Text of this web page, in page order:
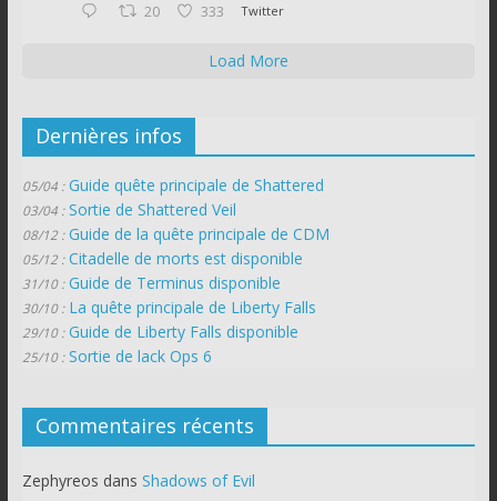
20 333 Twitter
Load More
Dernières infos
05/04 : Guide quête principale de Shattered
03/04 : Sortie de Shattered Veil
08/12 : Guide de la quête principale de CDM
05/12 : Citadelle de morts est disponible
31/10 : Guide de Terminus disponible
30/10 : La quête principale de Liberty Falls
29/10 : Guide de Liberty Falls disponible
25/10 : Sortie de lack Ops 6
Commentaires récents
Zephyreos dans Shadows of Evil